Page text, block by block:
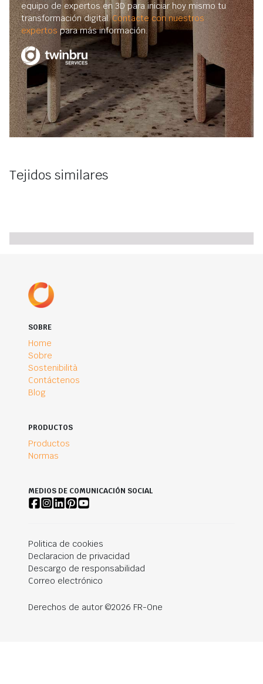
equipo de expertos en 3D para iniciar hoy mismo tu
transformación digital.Contacte con nuestros
expertos para más información.
Tejidos similares
SOBRE
Home
Sobre
Sostenibilità
Contáctenos
Blog
PRODUCTOS
Productos
Normas
MEDIOS DE COMUNICACIÓN SOCIAL
Politica de cookies
Declaracion de privacidad
Descargo de responsabilidad
Correo electrónico
Derechos de autor ©2026 FR-One